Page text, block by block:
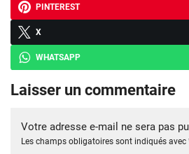
PINTEREST
X
WHATSAPP
Laisser un commentaire
Votre adresse e-mail ne sera pas
Les champs obligatoires sont indiqués avec